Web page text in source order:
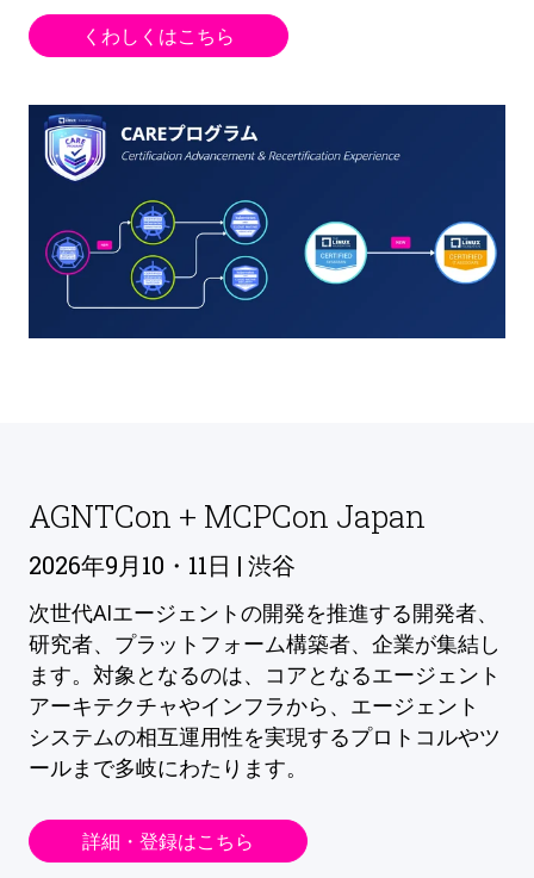
くわしくはこちら
AGNTCon + MCPCon Japan
2026年9月10・11日 | 渋谷
次世代AIエージェントの開発を推進する開発者、
研究者、プラットフォーム構築者、企業が集結し
ます。対象となるのは、コアとなるエージェント
アーキテクチャやインフラから、エージェント
システムの相互運用性を実現するプロトコルやツ
ールまで多岐にわたります。
詳細・登録はこちら